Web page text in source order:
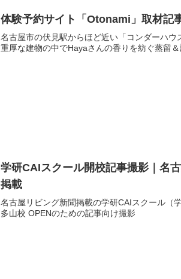
体験予約サイト「Otonami」取材記
名古屋市の伏見駅からほど近い「コンダーハウ
重厚な建物の中でHayaさんの香りを紡ぐ蒸留
学研CAIスクール開校記事撮影｜名
掲載
名古屋リビング新聞掲載の学研CAIスクール（
多山校 OPENのための記事向け撮影